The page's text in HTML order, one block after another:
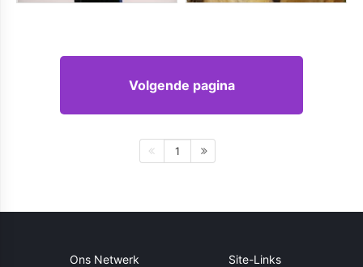
Volgende pagina
1
Ons Netwerk Site-Links